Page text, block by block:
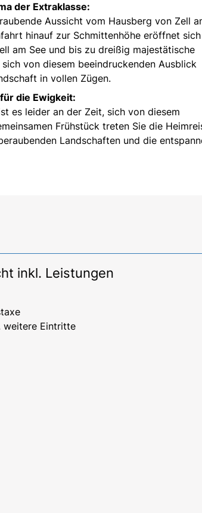
der Extraklasse:
Aussicht vom Hausberg von Zell
hinauf zur Schmittenhöhe eröffnet
am See und bis zu dreißig majestätische
von diesem beeindruckenden Ausblick
in vollen Zügen.
die Ewigkeit:
es leider an der Zeit, sich von diesem
Frühstück treten Sie die
Landschaften und die
inkl. Leistungen
weitere Eintritte